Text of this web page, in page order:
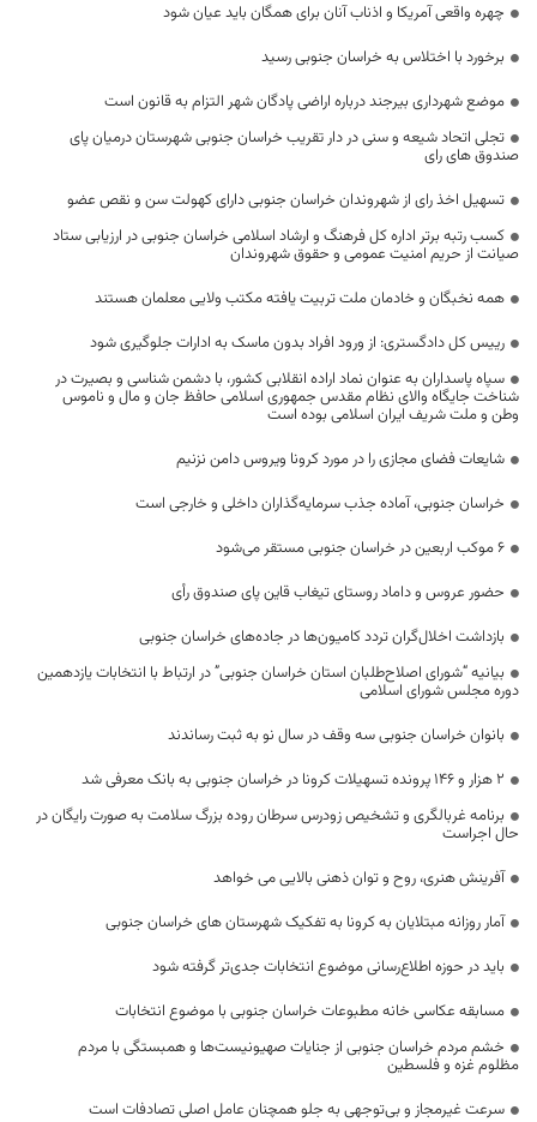
چهره واقعی آمریکا و اذناب آنان برای همگان باید عیان شود
برخورد با اختلاس به خراسان جنوبی رسید
موضع شهرداری بیرجند درباره اراضی پادگان شهر التزام به قانون است
تجلی اتحاد شیعه و سنی در دار تقریب خراسان جنوبی شهرستان درمیان پای
صندوق های رای
تسهیل اخذ رای از شهروندان خراسان جنوبی دارای کهولت سن و نقص عضو
کسب رتبه برتر اداره کل فرهنگ و ارشاد اسلامی خراسان جنوبی در ارزیابی ستاد
صیانت از حریم امنیت عمومی و حقوق شهروندان
همه نخبگان و خادمان ملت تربیت یافته مکتب ولایی معلمان هستند
رییس کل دادگستری: از ورود افراد بدون ماسک به ادارات جلوگیری شود
سپاه پاسداران به عنوان نماد اراده انقلابی کشور، با دشمن شناسی و بصیرت در
شناخت جایگاه والای نظام مقدس جمهوری اسلامی حافظ جان و مال و ناموس
وطن و ملت شریف ایران اسلامی بوده است
شایعات فضای مجازی را در مورد کرونا ویروس دامن نزنیم
خراسان جنوبی، آماده جذب سرمایه‌گذاران داخلی و خارجی است
۶ موکب اربعین در خراسان جنوبی مستقر می‌شود
حضور عروس و داماد روستای تیغاب قاین پای صندوق رأی
بازداشت اخلال‌گران تردد کامیون‌ها در جاده‌های خراسان جنوبی
بیانیه “شورای اصلاح‌طلبان استان خراسان جنوبی” در ارتباط با انتخابات یازدهمین
دوره مجلس شورای اسلامی
بانوان خراسان جنوبی سه وقف در سال نو به ثبت رساندند
۲ هزار و ۱۴۶ پرونده تسهیلات کرونا در خراسان جنوبی به بانک معرفی شد
برنامه غربالگری و تشخیص زودرس سرطان روده بزرگ سلامت به صورت رایگان در
حال اجراست
آفرینش هنری، روح و توان ذهنی بالایی می خواهد
آمار روزانه مبتلایان به کرونا به تفکیک شهرستان های خراسان جنوبی
باید در حوزه اطلاع‌رسانی موضوع انتخابات جدی‌تر گرفته شود
مسابقه عکاسی خانه مطبوعات خراسان جنوبی با موضوع انتخابات
خشم مردم خراسان جنوبی از جنایات صهیونیست‌ها و همبستگی با مردم
مظلوم غزه و فلسطین
سرعت غیرمجاز و بی‌توجهی به جلو همچنان عامل اصلی تصادفات است